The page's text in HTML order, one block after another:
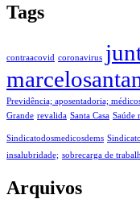
Tags
contraacovid coronavirus
Previdência; aposentadoria;
Grande revalida Santa Casa Saúde
Sindicatodosmedicosdems
insalubridade; sobrecarga de
Arquivos